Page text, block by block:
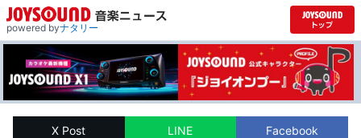
powered byナタリー
X Post LINE Facebook